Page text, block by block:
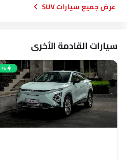
سيارات SUV
سيارات القادمة الأخرى
EV